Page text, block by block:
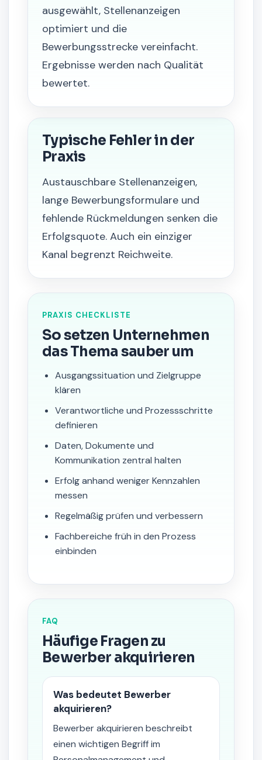
ausgewählt, Stellenanzeigen
optimiert und die
Bewerbungsstrecke vereinfacht.
Ergebnisse werden nach Qualität
bewertet.
Typische Fehler in der
Praxis
Austauschbare Stellenanzeigen,
lange Bewerbungsformulare und
fehlende Rückmeldungen senken die
Erfolgsquote. Auch ein einziger
Kanal begrenzt Reichweite.
PRAXIS CHECKLISTE
So setzen Unternehmen
das Thema sauber um
Ausgangssituation und Zielgruppe
klären
Verantwortliche und Prozessschritte
definieren
Daten, Dokumente und
Kommunikation zentral halten
Erfolg anhand weniger Kennzahlen
messen
Regelmäßig prüfen und verbessern
Fachbereiche früh in den Prozess
einbinden
FAQ
Häufige Fragen zu
Bewerber akquirieren
Was bedeutet Bewerber
akquirieren?
Bewerber akquirieren beschreibt
einen wichtigen Begriff im